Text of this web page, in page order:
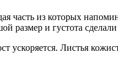
из которых
размер и густота
Листья